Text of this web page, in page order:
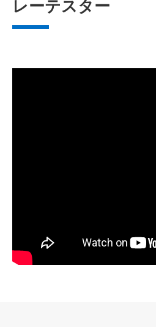
レーテスター